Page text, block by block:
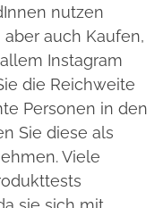
nutzen
auch Kaufen,
Instagram
die Reichweite
Personen in den
Sie diese als
Viele